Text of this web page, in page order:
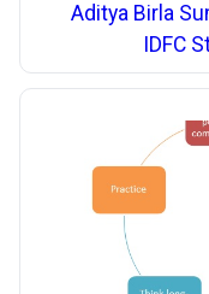
Aditya Birla
IDFC